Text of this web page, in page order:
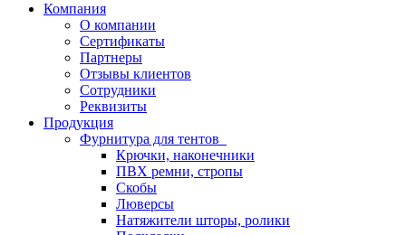
Компания
О компании
Сертификаты
Партнеры
Отзывы клиентов
Сотрудники
Реквизиты
Продукция
Фурнитура для тентов
Крючки, наконечники
ПВХ ремни, стропы
Скобы
Люверсы
Натяжители шторы, ролики